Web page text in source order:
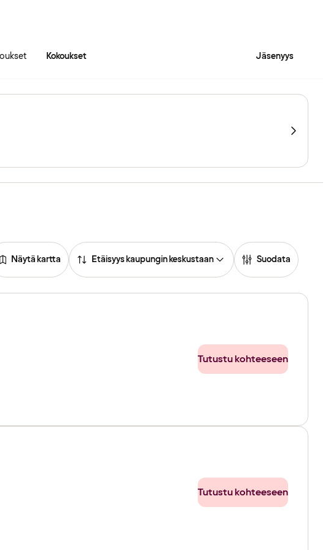
Kokoukset Jäsenyys
Näytä kartta
Etäisyys kaupungin keskustaan Suodata
Tutustu kohteeseen
Tutustu kohteeseen